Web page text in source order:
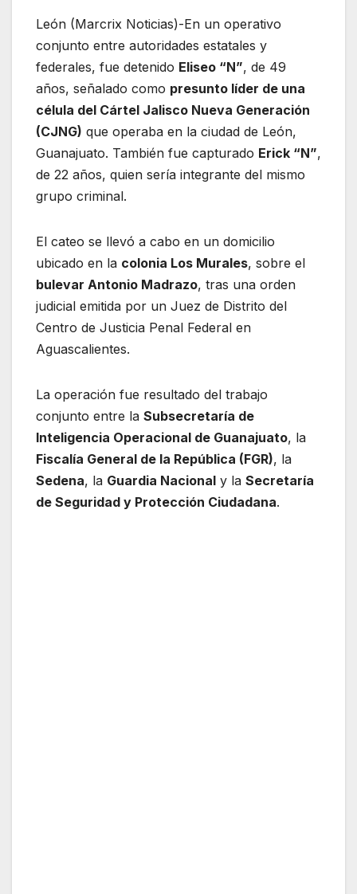
León (Marcrix Noticias)-En un operativo
conjunto entre autoridades estatales y
federales, fue detenido Eliseo “N”, de 49
años, señalado como presunto líder de una
célula del Cártel Jalisco Nueva Generación
(CJNG) que operaba en la ciudad de León,
Guanajuato. También fue capturado Erick “N”,
de 22 años, quien sería integrante del mismo
grupo criminal.
El cateo se llevó a cabo en un domicilio
ubicado en la colonia Los Murales, sobre el
bulevar Antonio Madrazo, tras una orden
judicial emitida por un Juez de Distrito del
Centro de Justicia Penal Federal en
Aguascalientes.
La operación fue resultado del trabajo
conjunto entre la Subsecretaría de
Inteligencia Operacional de Guanajuato, la
Fiscalía General de la República (FGR), la
Sedena, la Guardia Nacional y la Secretaría
de Seguridad y Protección Ciudadana.